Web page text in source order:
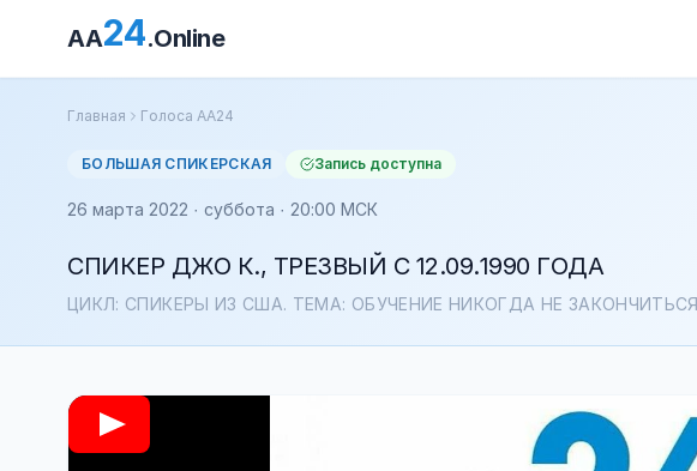
AA24.Online
Главная Голоса АА24
БОЛЬШАЯ СПИКЕРСКАЯ Запись доступна
26 марта 2022 · суббота · 20:00 МСК
СПИКЕР ДЖО К., ТРЕЗВЫЙ С 12.09.1990 ГОДА
ЦИКЛ: СПИКЕРЫ ИЗ США. ТЕМА: ОБУЧЕНИЕ НИКОГДА НЕ ЗАКОНЧИТЬСЯ